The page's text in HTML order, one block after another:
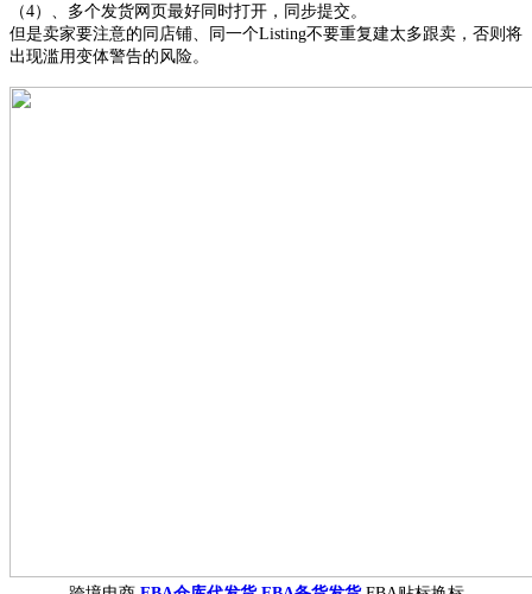
（4）、多个发货网页最好同时打开，同步提交。
但是卖家要注意的同店铺、同一个Listing不要重复建太多跟卖，否则将
出现滥用变体警告的风险。